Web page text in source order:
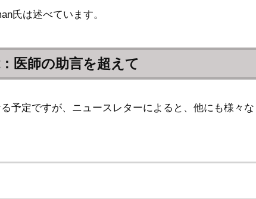
氏は述べています。
医師の助言を超えて
予定ですが、ニュースレターによると、他にも様々な